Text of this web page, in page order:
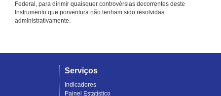
Federal, para dirimir quaisquer controvérsias decorrentes deste
Instrumento que porventura não tenham sido resolvidas
administrativamente.
Serviços
Indicadores
Painel Estatístico